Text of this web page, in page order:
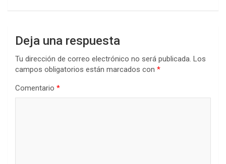
Deja una respuesta
Tu dirección de correo electrónico no será publicada. Los
campos obligatorios están marcados con *
Comentario *